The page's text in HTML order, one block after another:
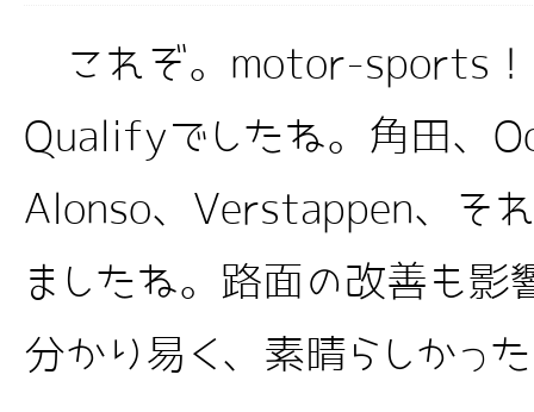
これぞ。motor-sports！
Qualifyでしたね。角田、
Alonso、Verstappen、そ
ましたね。路面の改善も影
分かり易く、素晴らしかっ